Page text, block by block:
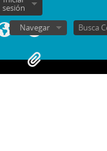
sesión
Navegar